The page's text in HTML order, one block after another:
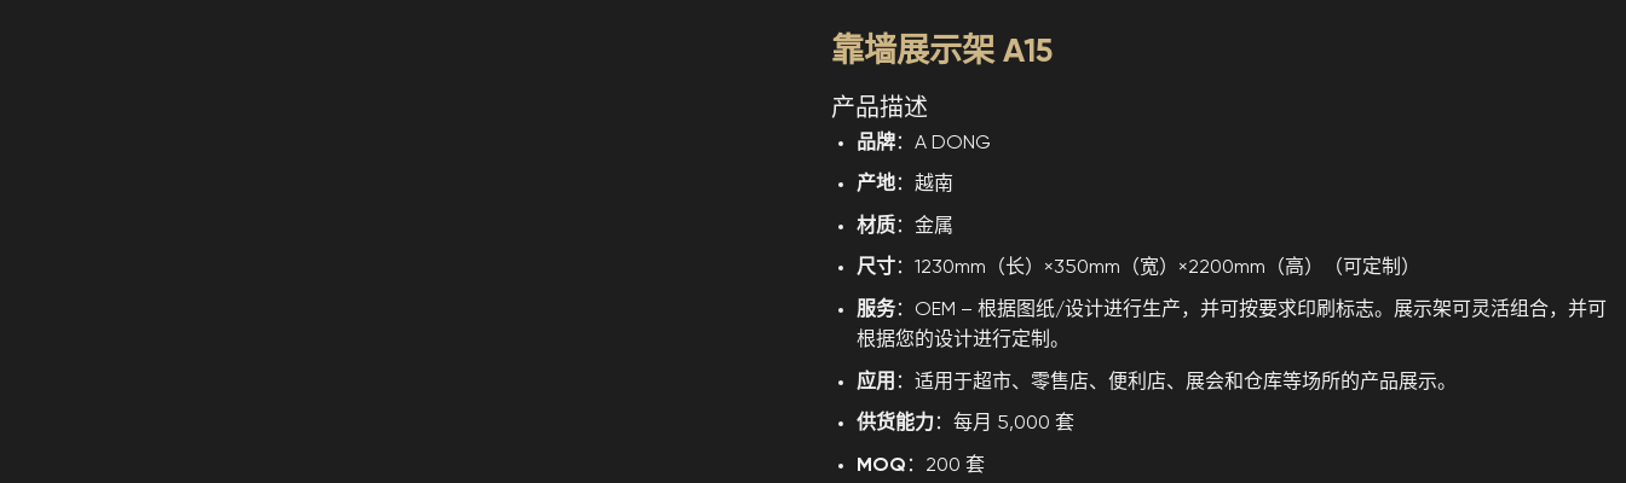
靠墙展示架 A15
产品描述
品牌：A DONG
产地：越南
材质：金属
尺寸：1230mm（长）×350mm（宽）×2200mm（高）（可定制）
服务：OEM – 根据图纸/设计进行生产，并可按要求印刷标志。展示架可灵活组合，并可
根据您的设计进行定制。
应用 ：适用于超市、零售店、便利店、展会和仓库等场所的产品展示。
供货能力：每月 5,000 套
MOQ ：200 套